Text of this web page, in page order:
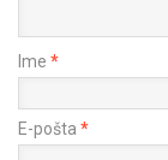
Ime *
E-pošta *